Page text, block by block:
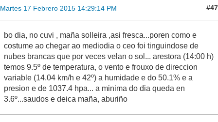
Martes 17 Febrero 2015 14:29:14 PM #47
bo dia, no cuvi , maña solleira ,asi fresca...poren como e
costume ao chegar ao mediodia o ceo foi tinguindose de
nubes brancas que por veces velan o sol... arestora (14:00 h)
temos 9.5º de temperatura, o vento e frouxo de direccion
variable (14.04 km/h e 42º) a humidade e do 50.1% e a
presion e de 1037.4 hpa... a minima do dia queda en
3.6º...saudos e deica maña, aburiño